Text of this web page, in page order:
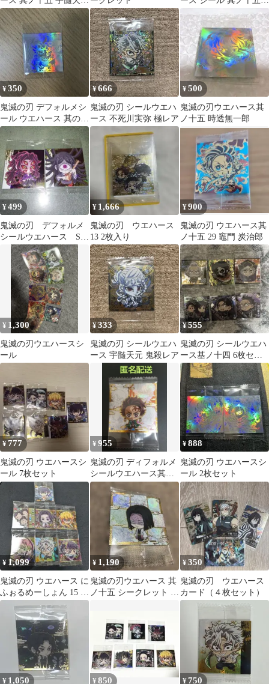
極レア 15-23
¥350
鬼滅の刃 デフォルメシ
ール ウエハース 其の十
五 5thレア 宇髄天元
¥666
鬼滅の刃 シールウエハ
ース 不死川実弥 極レア
¥500
鬼滅の刃ウエハース其
ノ十五 時透無一郎
¥499
鬼滅の刃 デフォルメ
シールウエハース SR
黒死牟 鳴女
¥ 1,666
鬼滅の刃 ウエハース
13 2枚入り
¥900
鬼滅の刃 ウエハース其
ノ十五 29 竈門 炭治郎
¥ 1,300
鬼滅の刃ウエハースシ
ール
¥333
鬼滅の刃 シールウエハ
ース 宇髄天元 鬼殺レア
¥555
鬼滅の刃 シールウエハ
ース基ノ十四 6枚セッ
ト
¥777
鬼滅の刃 ウエハースシ
ール 7枚セット
¥955
鬼滅の刃 ディフォルメ
シールウエハース其ノ
十五 竈門炭治郎たち シ
ークレット
¥888
鬼滅の刃 ウエハースシ
ール 2枚セット
¥ 1,099
鬼滅の刃 ウエハース に
ふぉるめーしょん 15 不
死川実弥 甘露寺蜜璃 シ
ール
¥ 1,190
鬼滅の刃ウエハース 其
ノ十五 シークレット 産
¥350
鬼滅の刃 ウエハース
カード（４枚セット）
¥ 1,050 ¥850 ¥ 750